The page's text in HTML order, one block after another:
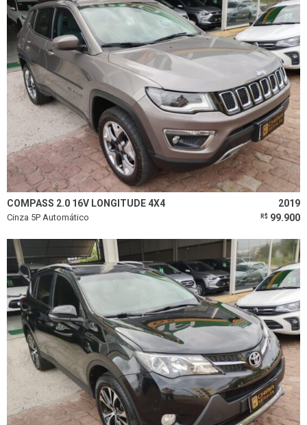
COMPASS 2.0 16V LONGITUDE 4X4 2019
Cinza 5P Automático R$ 99.900